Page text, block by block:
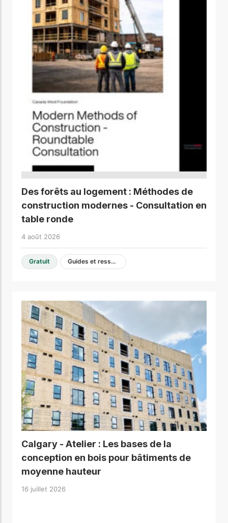
Des forêts au logement : Méthodes de
construction modernes - Consultation en
table ronde
4 août 2026
Gratuit Guides et ressources de conception
Calgary - Atelier : Les bases de la
conception en bois pour bâtiments de
moyenne hauteur
16 juillet 2026